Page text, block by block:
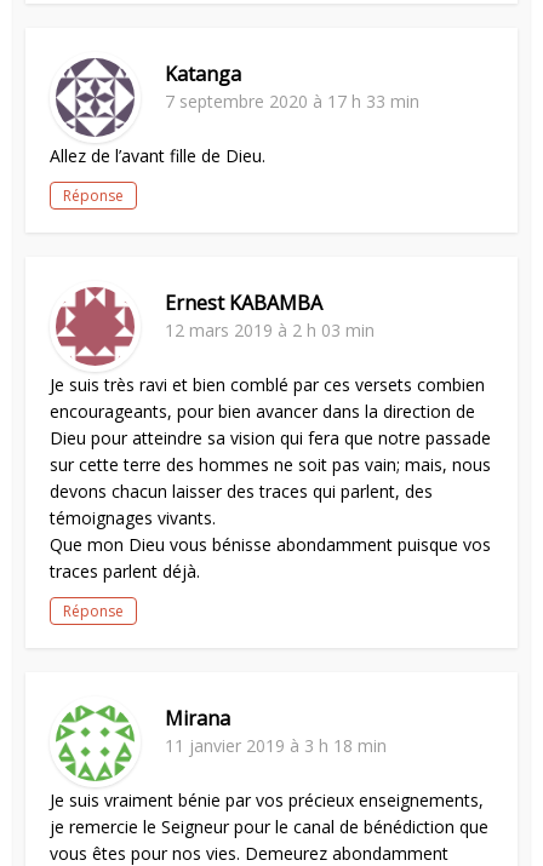
Katanga
7 septembre 2020 à 17 h 33 min
Allez de l’avant fille de Dieu.
Réponse
Ernest KABAMBA
12 mars 2019 à 2 h 03 min
Je suis très ravi et bien comblé par ces versets combien
encourageants, pour bien avancer dans la direction de
Dieu pour atteindre sa vision qui fera que notre passade
sur cette terre des hommes ne soit pas vain; mais, nous
devons chacun laisser des traces qui parlent, des
témoignages vivants.
Que mon Dieu vous bénisse abondamment puisque vos
traces parlent déjà.
Réponse
Mirana
11 janvier 2019 à 3 h 18 min
Je suis vraiment bénie par vos précieux enseignements,
je remercie le Seigneur pour le canal de bénédiction que
vous êtes pour nos vies. Demeurez abondamment